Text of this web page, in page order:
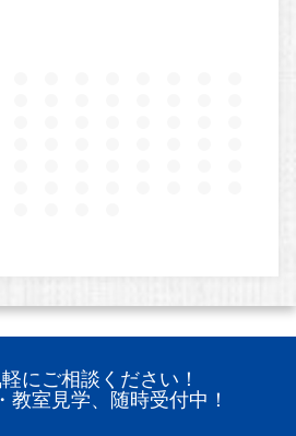
にご相談ください！
教室見学、随時受付中！